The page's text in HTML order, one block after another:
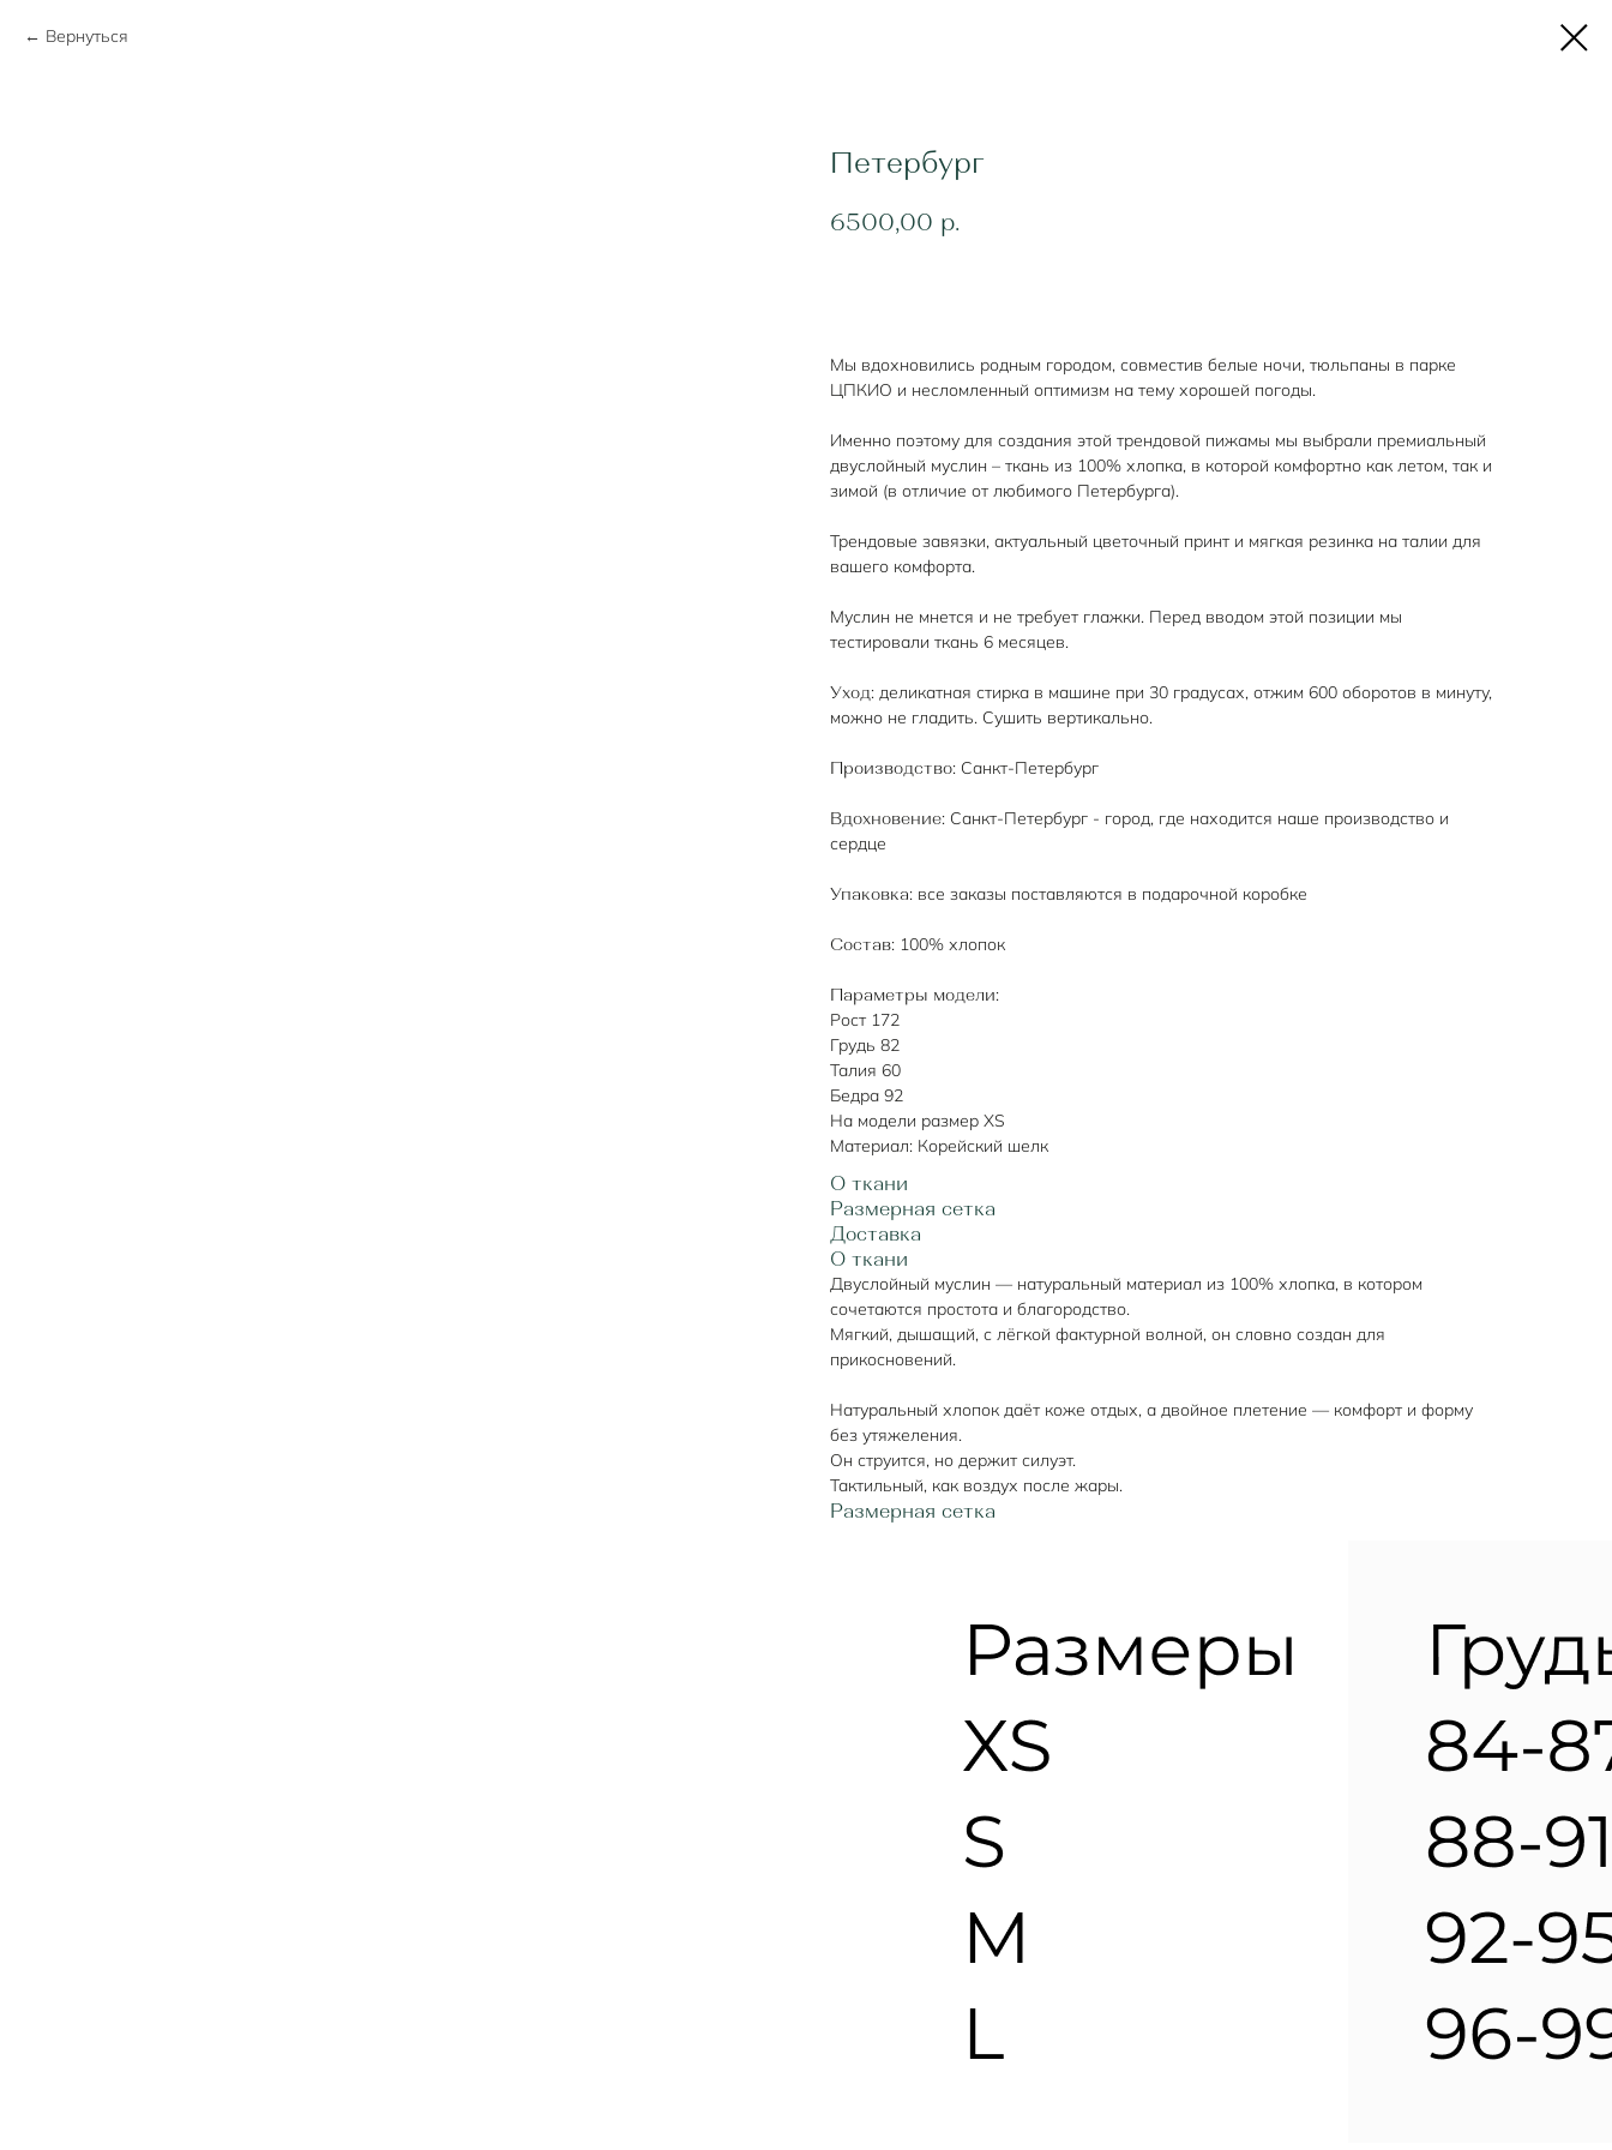
Вернуться
Петербург
6500,00 р.
Мы вдохновились родным городом, совместив белые ночи, тюльпаны в парке
ЦПКИО и несломленный оптимизм на тему хорошей погоды.
Именно поэтому для создания этой трендовой пижамы мы выбрали премиальный
двуслойный муслин – ткань из 100% хлопка, в которой комфортно как летом, так и
зимой (в отличие от любимого Петербурга).
Трендовые завязки, актуальный цветочный принт и мягкая резинка на талии для
вашего комфорта.
Муслин не мнется и не требует глажки. Перед вводом этой позиции мы
тестировали ткань 6 месяцев.
Уход: деликатная стирка в машине при 30 градусах, отжим 600 оборотов в минуту,
можно не гладить. Сушить вертикально.
Производство: Санкт-Петербург
Вдохновение: Санкт-Петербург - город, где находится наше производство и
сердце
Упаковка: все заказы поставляются в подарочной коробке
Состав: 100% хлопок
Параметры модели:
Рост 172
Грудь 82
Талия 60
Бедра 92
На модели размер XS
Материал: Корейский шелк
О ткани
Размерная сетка
Доставка
О ткани
Двуслойный муслин — натуральный материал из 100% хлопка, в котором
сочетаются простота и благородство.
Мягкий, дышащий, с лёгкой фактурной волной, он словно создан для
прикосновений.
Натуральный хлопок даёт коже отдых, а двойное плетение — комфорт и форму
без утяжеления.
Он струится, но держит силуэт.
Тактильный, как воздух после жары.
Размерная сетка